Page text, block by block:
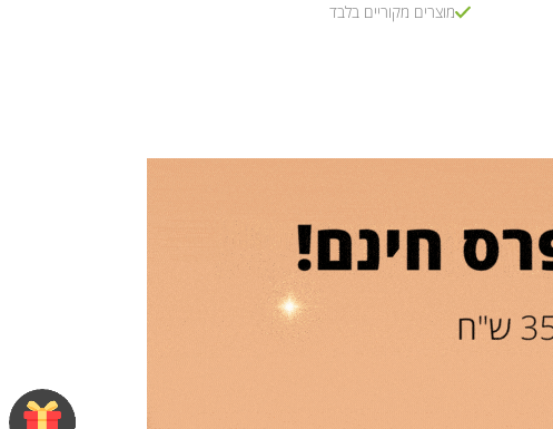
מוצרים מקוריים בלבד